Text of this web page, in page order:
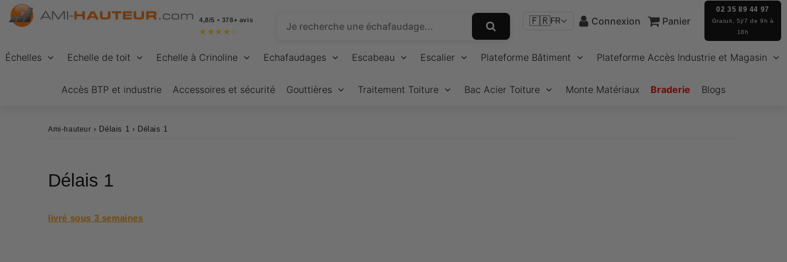
4,8/5 • 378+ avis
★ ★ ★ ★ ☆
🇫🇷FR Connexion Panier
02 35 89 44 97
Gratuit, 5j/7 de 9h à
18h
Échelles Echelle de toit Echelle à Crinoline Echafaudages Escabeau Escalier Plateforme Bâtiment Plateforme Accès Industrie et Magasin
Accès BTP et industrie Accessoires et sécurité Gouttières Traitement Toiture Bac Acier Toiture Monte Matériaux Braderie Blogs
Ami-hauteur › Délais 1 › Délais 1
Délais 1
livré sous 3 semaines